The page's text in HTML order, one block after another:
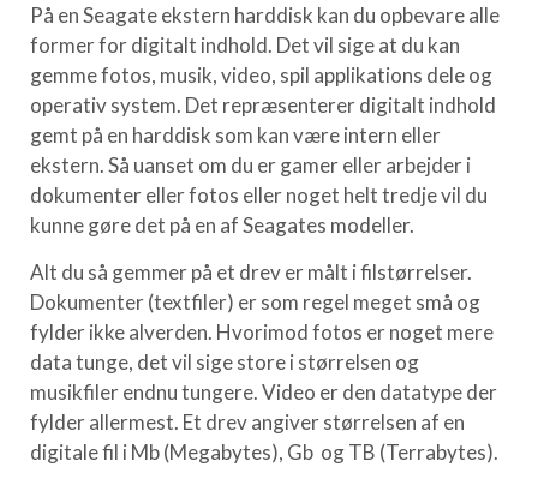
På en Seagate ekstern harddisk kan du opbevare alle
former for digitalt indhold. Det vil sige at du kan
gemme fotos, musik, video, spil applikations dele og
operativ system. Det repræsenterer digitalt indhold
gemt på en harddisk som kan være intern eller
ekstern. Så uanset om du er gamer eller arbejder i
dokumenter eller fotos eller noget helt tredje vil du
kunne gøre det på en af Seagates modeller.
Alt du så gemmer på et drev er målt i filstørrelser.
Dokumenter (textfiler) er som regel meget små og
fylder ikke alverden. Hvorimod fotos er noget mere
data tunge, det vil sige store i størrelsen og
musikfiler endnu tungere. Video er den datatype der
fylder allermest. Et drev angiver størrelsen af en
digitale fil i Mb (Megabytes), Gb og TB (Terrabytes).